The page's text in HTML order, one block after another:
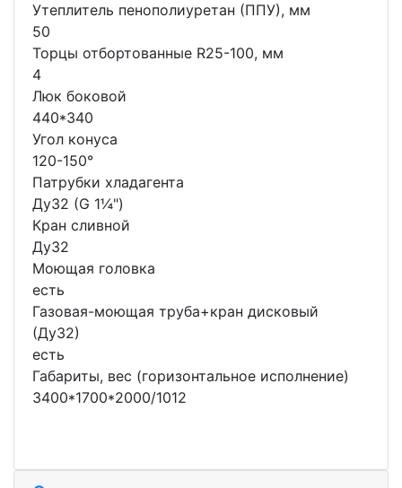
Утеплитель пенополиуретан (ППУ), мм
50
Торцы отбортованные R25-100, мм
4
Люк боковой
440*340
Угол конуса
120-150°
Патрубки хладагента
Ду32 (G 1¼")
Кран сливной
Ду32
Моющая головка
есть
Газовая-моющая труба+кран дисковый
(Ду32)
есть
Габариты, вес (горизонтальное исполнение)
3400*1700*2000/1012